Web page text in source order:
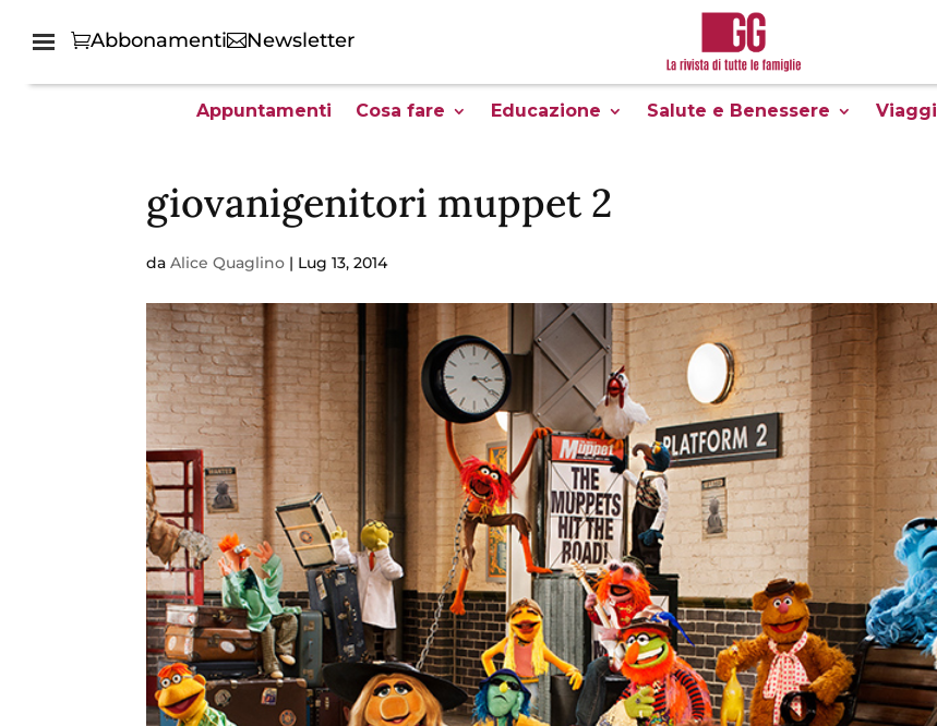
Abbonamenti Newsletter
Appuntamenti Cosa fare Educazione Salute e Benessere Viaggi
giovanigenitori muppet 2
daAlice Quaglino | Lug 13, 2014